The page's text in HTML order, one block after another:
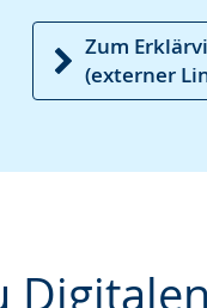
Zum
(externer
Digitalen